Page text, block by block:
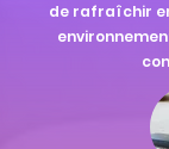
de rafraîchir